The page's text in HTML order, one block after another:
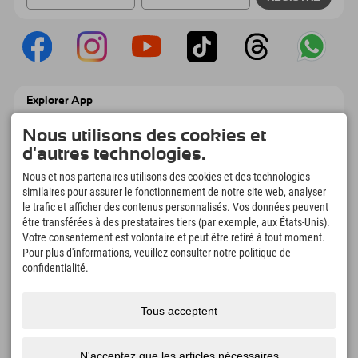
Explorer App
Explorer à emporter avec aperçu de vos
réservations, liste de choses à faire, aperçu
des restaurants et bien plus encore.
Téléchargez-le maintenant !
L'heure des moments d'exploration
166
Lacs de montagne et
piscines d'aventure
4.634 km
Pistes de ski et de
Nous utilisons des cookies et
d'autres technologies.
Nous et nos partenaires utilisons des cookies et des technologies
similaires pour assurer le fonctionnement de notre site web, analyser
le trafic et afficher des contenus personnalisés. Vos données peuvent
être transférées à des prestataires tiers (par exemple, aux États-Unis).
Votre consentement est volontaire et peut être retiré à tout moment.
Pour plus d'informations, veuillez consulter notre politique de
confidentialité.
Tous acceptent